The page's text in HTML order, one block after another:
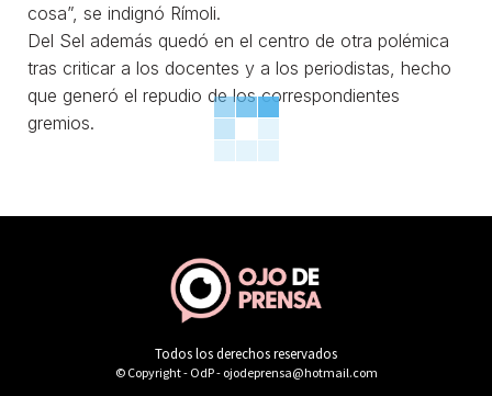
cosa”, se indignó Rímoli.
Del Sel además quedó en el centro de otra polémica
tras criticar a los docentes y a los periodistas, hecho
que generó el repudio de los correspondientes
gremios.
Todos los derechos reservados
© Copyright - OdP - ojodeprensa@hotmail.com